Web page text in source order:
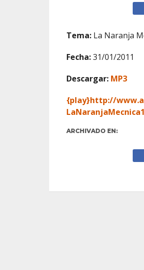
Tema:La Naranja
Fecha:31/01/2011
Descargar: MP3
{play}http://
ARCHIVADO EN: